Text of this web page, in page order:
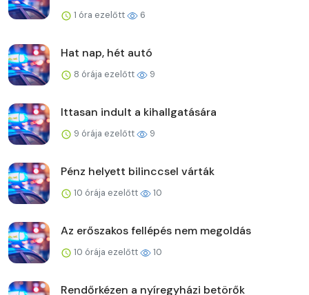
1 óra ezelőtt 6
Hat nap, hét autó
8 órája ezelőtt 9
Ittasan indult a kihallgatására
9 órája ezelőtt 9
Pénz helyett bilinccsel várták
10 órája ezelőtt 10
Az erőszakos fellépés nem megoldás
10 órája ezelőtt 10
Rendőrkézen a nyíregyházi betörők